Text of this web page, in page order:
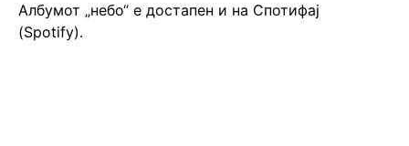
Албумот „небо“ е достапен и на Спотифај
(Spotify).